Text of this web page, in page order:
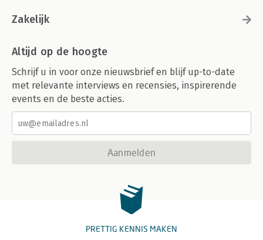
Zakelijk
Altijd op de hoogte
Schrijf u in voor onze nieuwsbrief en blijf up-to-date
met relevante interviews en recensies, inspirerende
events en de beste acties.
Aanmelden
PRETTIG KENNIS MAKEN